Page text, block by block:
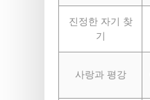
진정한 자기 찾
기
사랑과 평강